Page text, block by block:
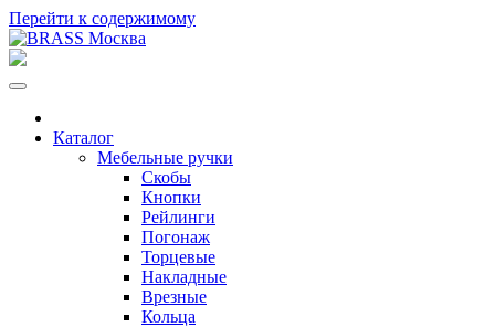
Перейти к содержимому
Каталог
Мебельные ручки
Скобы
Кнопки
Рейлинги
Погонаж
Торцевые
Накладные
Врезные
Кольца